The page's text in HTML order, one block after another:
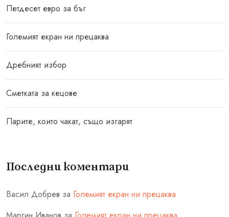
Петдесет евро за бъг
Големият екран ни прецаква
Дребният избор
Сметката за кецове
Парите, които чакат, също изгарят
Последни коментари
Васил Добрев за Големият екран ни прецаква